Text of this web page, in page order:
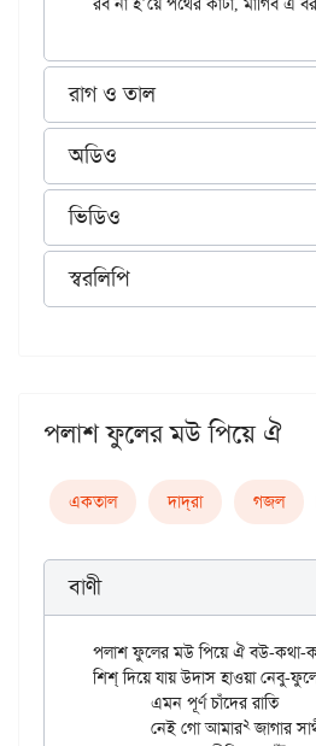
রাগ ও তাল
অডিও
ভিডিও
স্বরলিপি
পলাশ ফুলের মউ পিয়ে ঐ
একতাল দাদ্‌রা গজল
বাণী
পলাশ ফুলের মউ পিয়ে ঐ বউ-কথা-
শিশ্ দিয়ে যায় উদাস হাওয়া নেবু-
	নেই গো আমার
২ জাগার